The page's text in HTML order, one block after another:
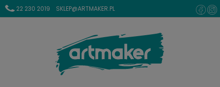
22 230 2019 SKLEP@ARTMAKER.PL